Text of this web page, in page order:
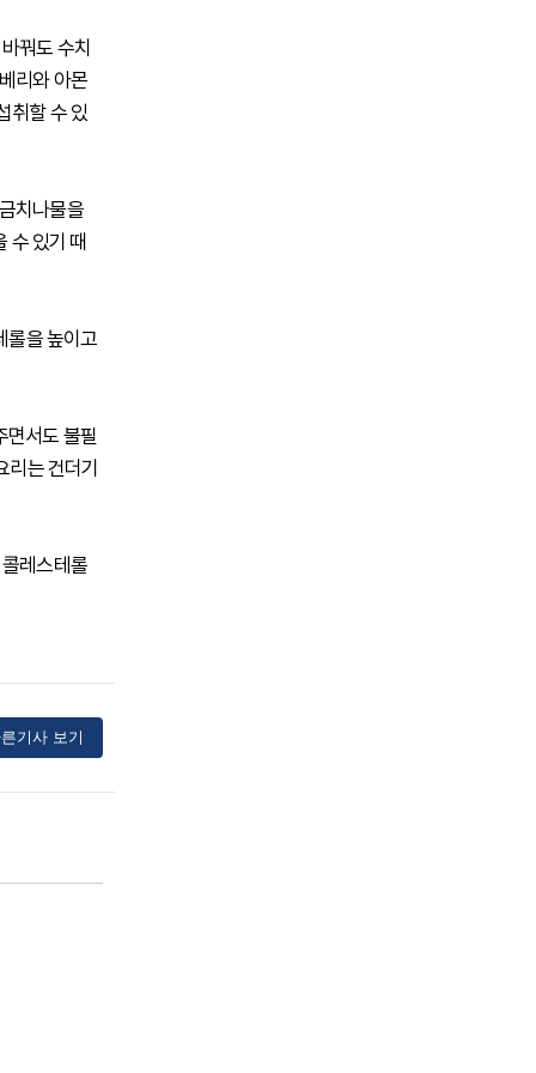
꿔도 수치
리와 아몬
취할 수 있
치나물을
수 있기 때
롤을 높이고
면서도 불필
는 건더기
레스테롤
기사 보기